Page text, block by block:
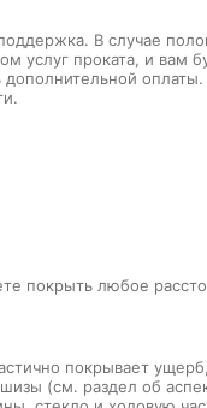
В случае
услуг проката, и вам
оплаты.
покрыть любое
покрывает
(см. раздел об